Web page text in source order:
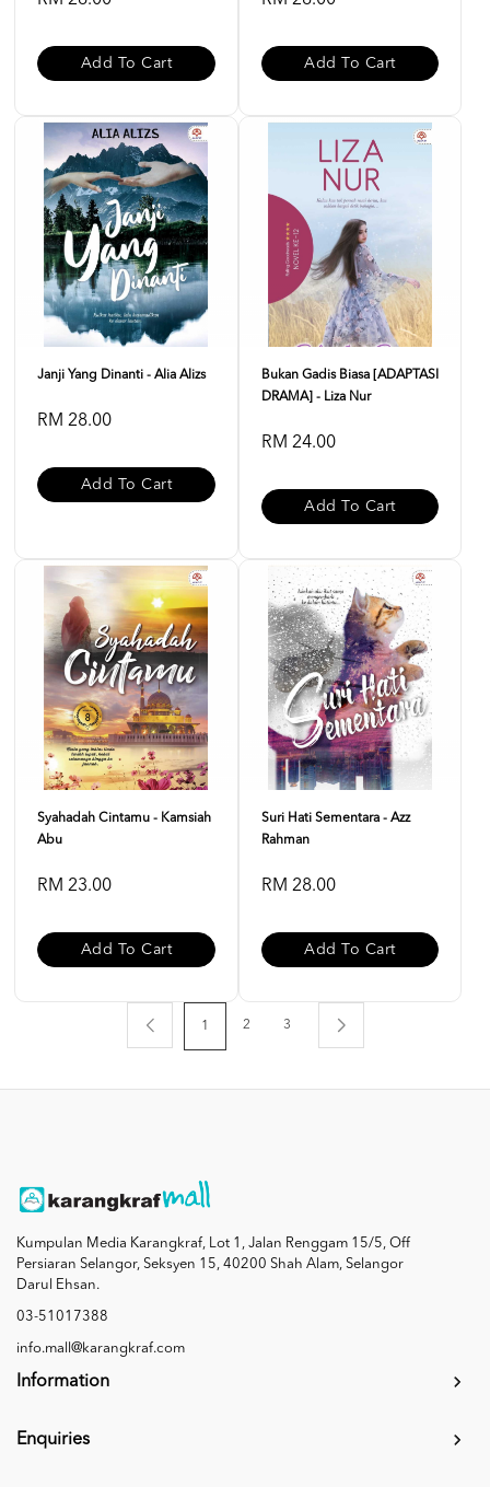
Add To Cart Add To Cart
Janji Yang Dinanti - Alia Alizs
RM 28.00
Add To Cart
Bukan Gadis Biasa [ADAPTASI
DRAMA] - Liza Nur
RM 24.00
Add To Cart
Syahadah Cintamu - Kamsiah
Abu
RM 23.00
Add To Cart
Suri Hati Sementara - Azz
Rahman
RM 28.00
Add To Cart
1 2 3
Kumpulan Media Karangkraf, Lot 1, Jalan Renggam 15/5, Off
Persiaran Selangor, Seksyen 15, 40200 Shah Alam, Selangor
Darul Ehsan.
03-51017388
info.mall@karangkraf.com
Information
Enquiries